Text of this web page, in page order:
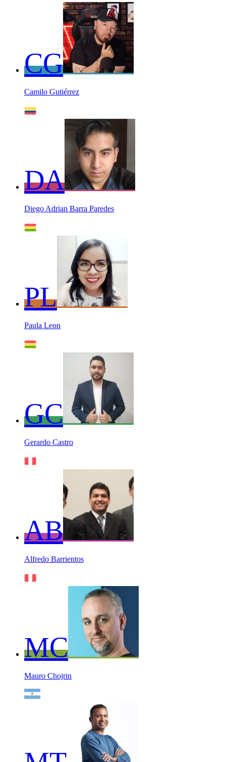
CG
Camilo Gutiérrez
DA
Diego Adrian Barra Paredes
PL
Paula Leon
GC
Gerardo Castro
AB
Alfredo Barrientos
MC
Mauro Chojrin